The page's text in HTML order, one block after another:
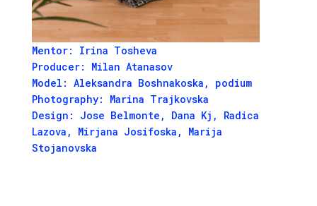
Mentor: Irina Tosheva
Producer: Milan Atanasov
Model: Aleksandra Boshnakoska, podium
Photography: Marina Trajkovska
Design: Jose Belmonte , Dana Kj , Radica
Lazova , Mirjana Josifoska , Marija
Stojanovska